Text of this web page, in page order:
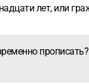
лет, или